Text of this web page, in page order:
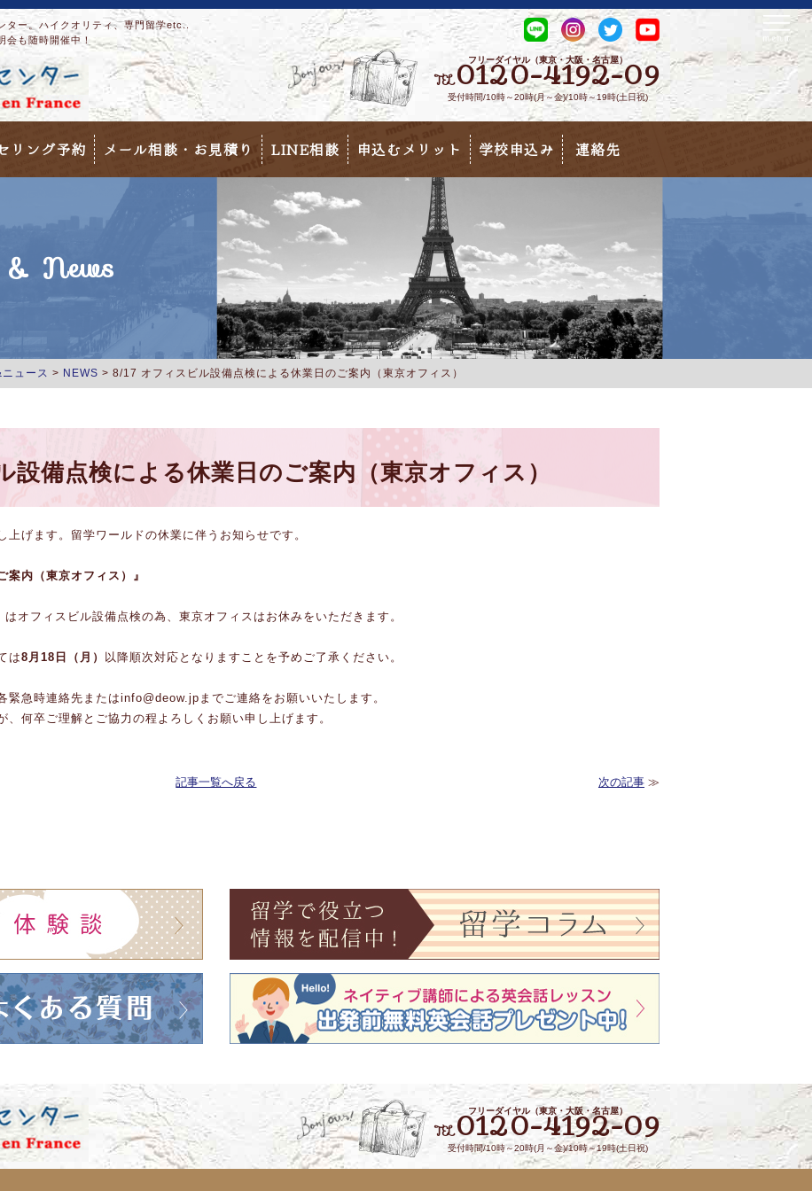
ター。ハイクオリティ、専門留学etc..
会も随時開催中！
フリーダイヤル（東京・大阪・名古屋）
TEL0120-4192-09
受付時間/10時～20時(月～金)/10時～19時(土日祝)
リング予約 メール相談・お見積り LINE相談 申込むメリット 学校申込み 連絡先
& News
ュース > NEWS > 8/17 オフィスビル設備点検による休業日のご案内（東京オフィス）
備点検による休業日のご案内（東京オフィス）
げます。留学ワールドの休業に伴うお知らせです。
案内（東京オフィス）』
はオフィスビル設備点検の為、東京オフィスはお休みをいただきます。
は8月18日（月） 以降順次対応となりますことを予めご了承ください。
緊急時連絡先またはinfo@deow.jpまでご連絡をお願いいたします。
何卒ご理解とご協力の程よろしくお願い申し上げます。
記事一覧へ戻る 次の記事≫
フリーダイヤル（東京・大阪・名古屋）
TEL0120-4192-09
受付時間/10時～20時(月～金)/10時～19時(土日祝)